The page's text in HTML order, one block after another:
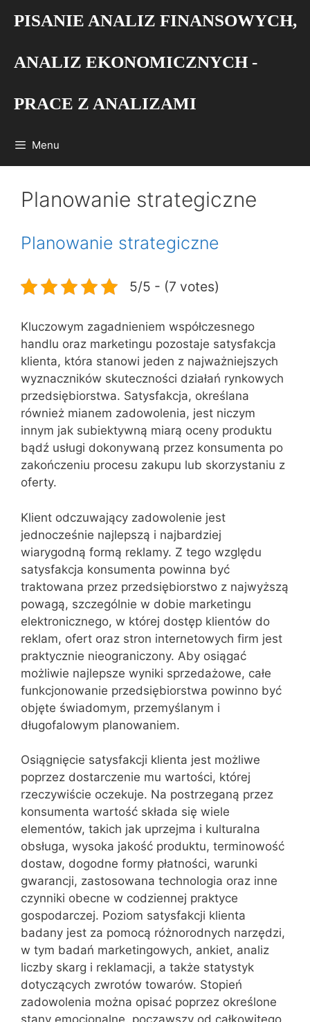
PISANIE ANALIZ FINANSOWYCH,
ANALIZ EKONOMICZNYCH -
PRACE Z ANALIZAMI
Menu
Planowanie strategiczne
Planowanie strategiczne
5/5 - (7 votes)
Kluczowym zagadnieniem współczesnego
handlu oraz marketingu pozostaje satysfakcja
klienta, która stanowi jeden z najważniejszych
wyznaczników skuteczności działań rynkowych
przedsiębiorstwa. Satysfakcja, określana
również mianem zadowolenia, jest niczym
innym jak subiektywną miarą oceny produktu
bądź usługi dokonywaną przez konsumenta po
zakończeniu procesu zakupu lub skorzystaniu z
oferty.
Klient odczuwający zadowolenie jest
jednocześnie najlepszą i najbardziej
wiarygodną formą reklamy. Z tego względu
satysfakcja konsumenta powinna być
traktowana przez przedsiębiorstwo z najwyższą
powagą, szczególnie w dobie marketingu
elektronicznego, w której dostęp klientów do
reklam, ofert oraz stron internetowych firm jest
praktycznie nieograniczony. Aby osiągać
możliwie najlepsze wyniki sprzedażowe, całe
funkcjonowanie przedsiębiorstwa powinno być
objęte świadomym, przemyślanym i
długofalowym planowaniem.
Osiągnięcie satysfakcji klienta jest możliwe
poprzez dostarczenie mu wartości, której
rzeczywiście oczekuje. Na postrzeganą przez
konsumenta wartość składa się wiele
elementów, takich jak uprzejma i kulturalna
obsługa, wysoka jakość produktu, terminowość
dostaw, dogodne formy płatności, warunki
gwarancji, zastosowana technologia oraz inne
czynniki obecne w codziennej praktyce
gospodarczej. Poziom satysfakcji klienta
badany jest za pomocą różnorodnych narzędzi,
w tym badań marketingowych, ankiet, analiz
liczby skarg i reklamacji, a także statystyk
dotyczących zwrotów towarów. Stopień
zadowolenia można opisać poprzez określone
stany emocjonalne, począwszy od całkowitego